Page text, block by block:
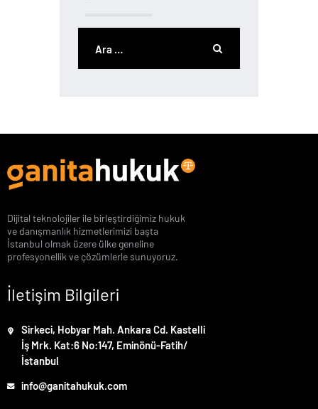
Dijital teknolojiler ile birleştirdiğimiz hukuk
ve danışmanlık hizmetlerimizi başta
İstanbul olmak üzere ülke geneline
profesyonellik ve çözümlerle sunuyoruz.
İletişim Bilgileri
Sirkeci, Hobyar Mah. Ankara Cd. Kastelli
İş Mrk. Kat:6 No:147, Eminönü-Fatih/
İstanbul
info@ganitahukuk.com